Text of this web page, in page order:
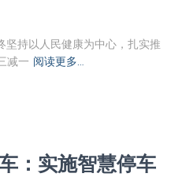
坚持以人民健康为中心，扎实推
减一 阅读更多…
：实施智慧停车